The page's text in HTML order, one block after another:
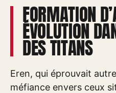
FORMATION
ÉVOLUTION
DES TITANS
Eren, qui éprouvait
méfiance envers ceux